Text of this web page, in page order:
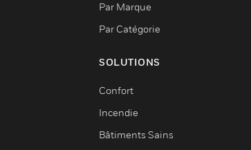
Par Marque
Par Catégorie
SOLUTIONS
Confort
Incendie
Bâtiments Sains